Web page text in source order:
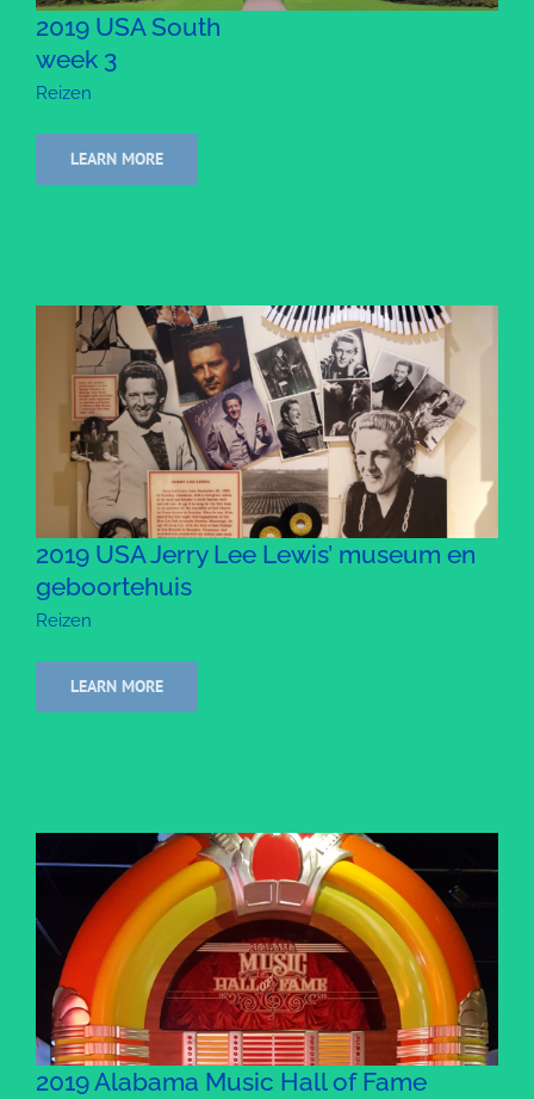
2019 USA South
week 3
Reizen
LEARN MORE
2019 USA Jerry Lee Lewis’ museum en
geboortehuis
Reizen
LEARN MORE
2019 Alabama Music Hall of Fame